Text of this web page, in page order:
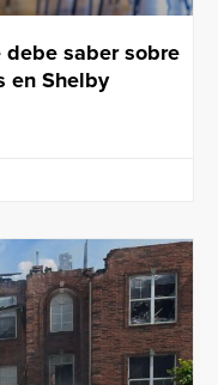
debe saber sobre
en Shelby